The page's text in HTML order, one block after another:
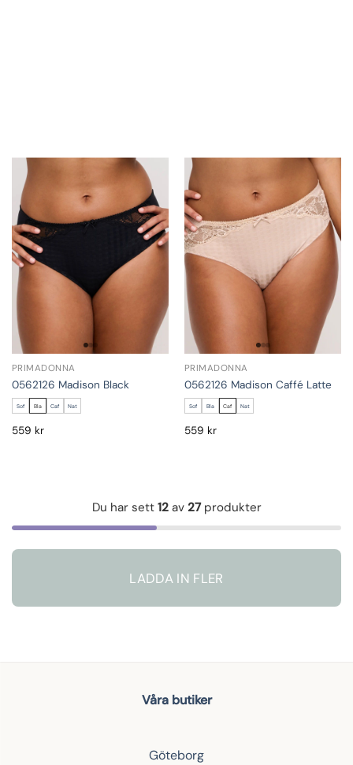
PRIMADONNA
0562126 Madison Black
Sof Bla Caf Nat
559 kr
PRIMADONNA
0562126 Madison Caffé Latte
Sof Bla Caf Nat
559 kr
Du har sett 12av 27produkter
LADDA IN FLER
Våra butiker
Göteborg